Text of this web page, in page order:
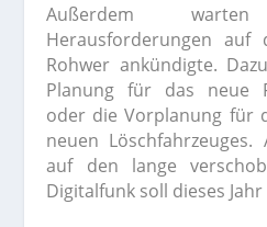
Außerdem
Herausforderungen auf
Rohwer ankündigte.
Planung für das neue
oder die Vorplanung für
neuen
auf den lange
Digitalfunk soll dieses